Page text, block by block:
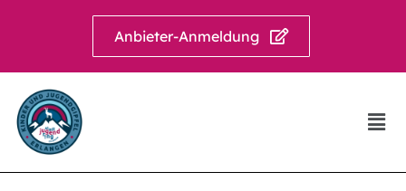
Anbieter-Anmeldung